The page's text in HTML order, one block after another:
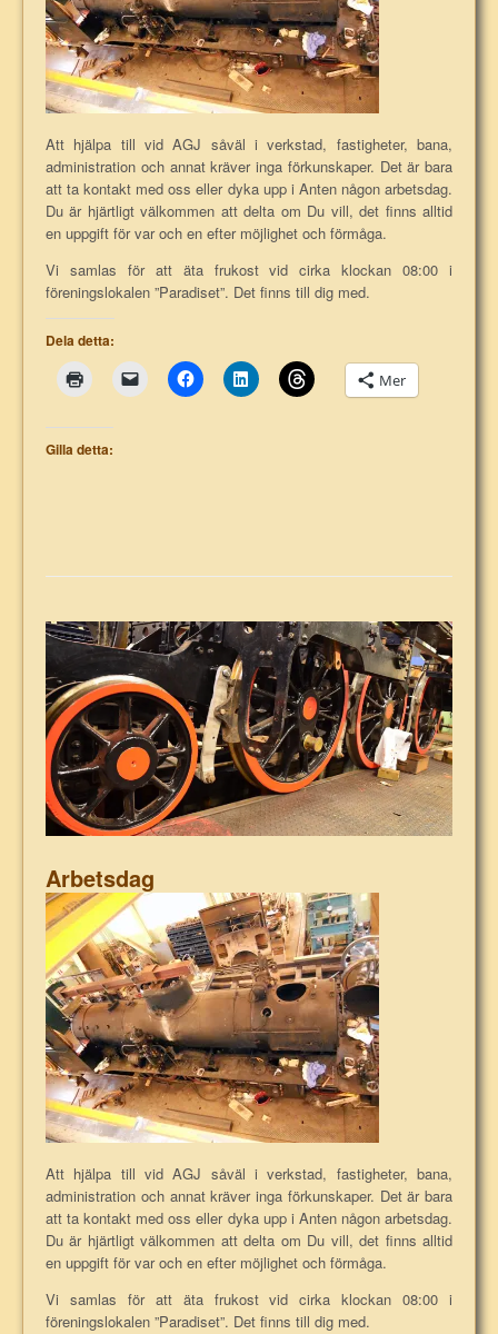
Att hjälpa till vid AGJ såväl i verkstad, fastigheter, bana,
administration och annat kräver inga förkunskaper. Det är bara
att ta kontakt med oss eller dyka upp i Anten någon arbetsdag.
Du är hjärtligt välkommen att delta om Du vill, det finns alltid
en uppgift för var och en efter möjlighet och förmåga.
Vi samlas för att äta frukost vid cirka klockan 08:00 i
föreningslokalen ”Paradiset”. Det finns till dig med.
Dela detta:
Mer
Gilla detta:
Arbetsdag
Att hjälpa till vid AGJ såväl i verkstad, fastigheter, bana,
administration och annat kräver inga förkunskaper. Det är bara
att ta kontakt med oss eller dyka upp i Anten någon arbetsdag.
Du är hjärtligt välkommen att delta om Du vill, det finns alltid
en uppgift för var och en efter möjlighet och förmåga.
Vi samlas för att äta frukost vid cirka klockan 08:00 i
föreningslokalen ”Paradiset”. Det finns till dig med.